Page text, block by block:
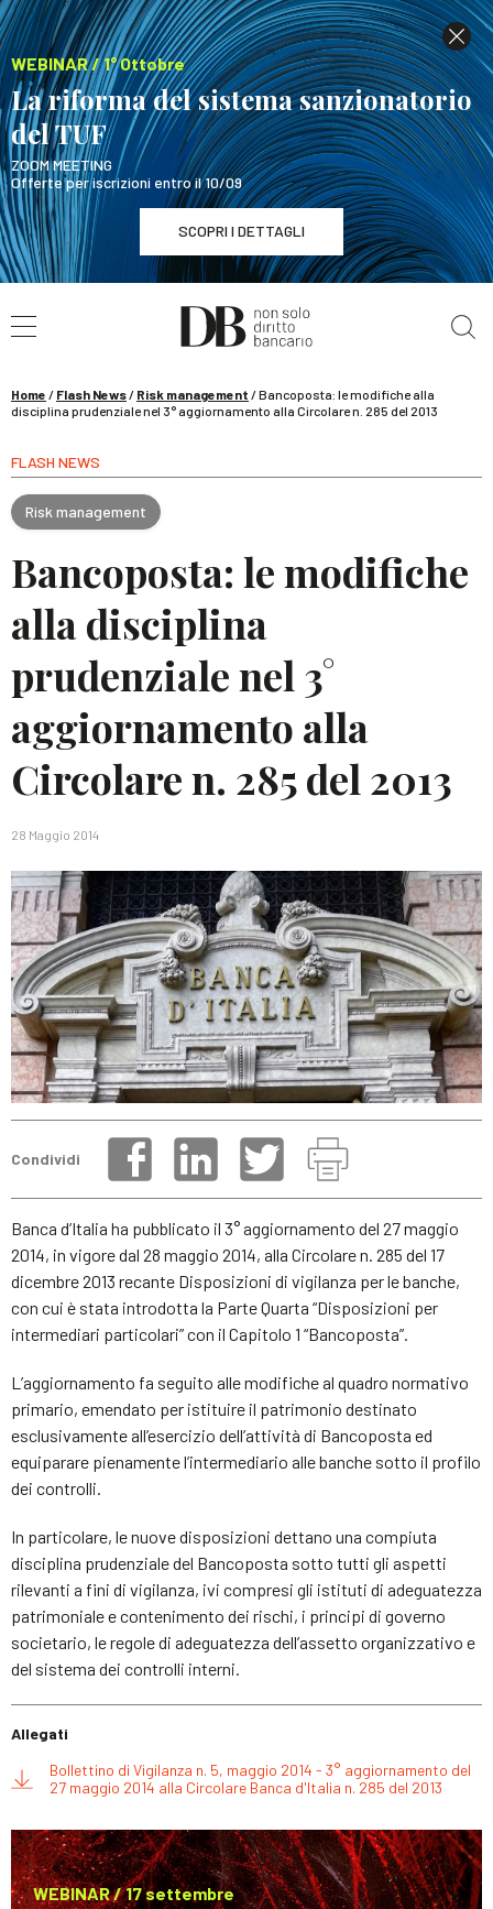
WEBINAR / 1° Ottobre
La riforma del sistema sanzionatorio
del TUF
ZOOM MEETING
Offerte per iscrizioni entro il 10/09
SCOPRI I DETTAGLI
WEBINAR / 1° Ottobre
La riforma del sistema sanzionatorio del TUF
Home / Flash News/ Risk management /Bancoposta: le modifiche alla
disciplina prudenziale nel 3° aggiornamento alla Circolare n. 285 del 2013
FLASH NEWS
Risk management
Bancoposta: le modifiche
alla disciplina
prudenziale nel 3°
aggiornamento alla
Circolare n. 285 del 2013
28 Maggio 2014
Condividi
Banca d’Italia ha pubblicato il 3° aggiornamento del 27 maggio
2014, in vigore dal 28 maggio 2014, alla Circolare n. 285 del 17
dicembre 2013 recante Disposizioni di vigilanza per le banche,
con cui è stata introdotta la Parte Quarta “Disposizioni per
intermediari particolari” con il Capitolo 1 “Bancoposta”.
L’aggiornamento fa seguito alle modifiche al quadro normativo
primario, emendato per istituire il patrimonio destinato
esclusivamente all’esercizio dell’attività di Bancoposta ed
equiparare pienamente l’intermediario alle banche sotto il profilo
dei controlli.
In particolare, le nuove disposizioni dettano una compiuta
disciplina prudenziale del Bancoposta sotto tutti gli aspetti
rilevanti a fini di vigilanza, ivi compresi gli istituti di adeguatezza
patrimoniale e contenimento dei rischi, i principi di governo
societario, le regole di adeguatezza dell’assetto organizzativo e
del sistema dei controlli interni.
Allegati
Bollettino di Vigilanza n. 5, maggio 2014 - 3° aggiornamento del
27 maggio 2014 alla Circolare Banca d'Italia n. 285 del 2013
WEBINAR / 17 settembre